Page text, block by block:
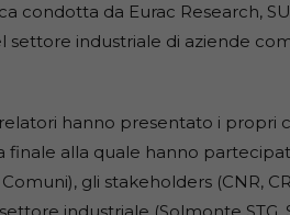
condotta da Eurac Research,
industriale di aziende
hanno presentato i propri
alla quale hanno
gli stakeholders (CNR,